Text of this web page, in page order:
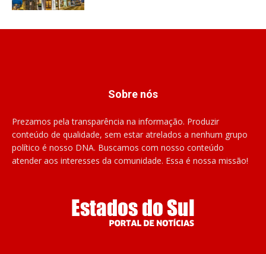
Sobre nós
Prezamos pela transparência na informação. Produzir
conteúdo de qualidade, sem estar atrelados a nenhum grupo
político é nosso DNA. Buscamos com nosso conteúdo
atender aos interesses da comunidade. Essa é nossa missão!